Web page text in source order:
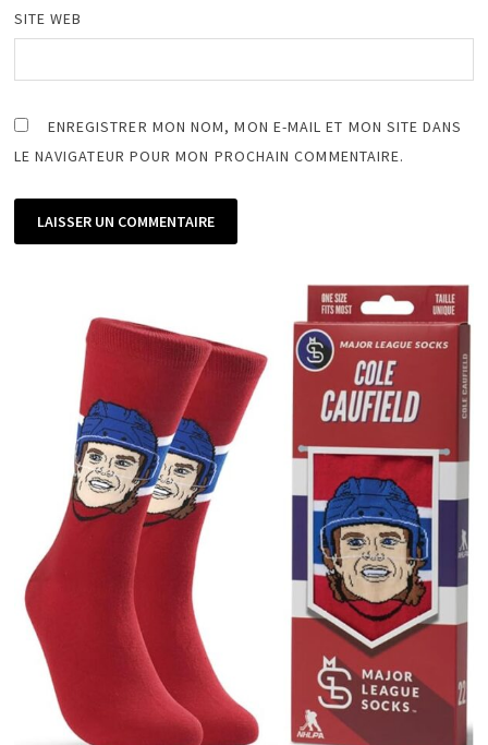
SITE WEB
ENREGISTRER MON NOM, MON E-MAIL ET MON SITE DANS
LE NAVIGATEUR POUR MON PROCHAIN COMMENTAIRE.